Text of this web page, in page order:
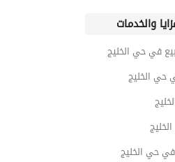
والخدمات
في حي الخليج
حي الخليج
في حي الخليج